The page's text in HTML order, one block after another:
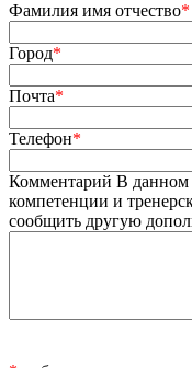
Фамилия имя отчество*
Город*
Почта*
Телефон*
Комментарий В данном
компетенции и
сообщить другую